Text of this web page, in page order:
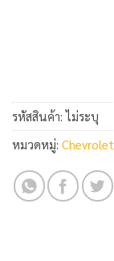
รหัสสินค้า:ไม่ระบุ
หมวดหมู่: Chevrolet